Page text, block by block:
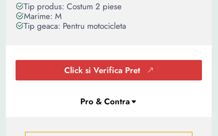
Tip produs: Costum 2 piese
Marime: M
Tip geaca: Pentru motocicleta
Click si Verifica Pret